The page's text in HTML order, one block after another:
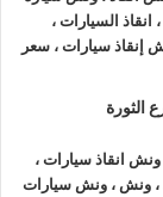
مدار الساعة
الثورة